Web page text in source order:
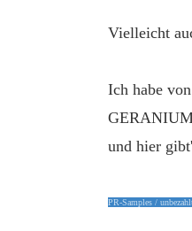
Vielleicht
Ich habe
und hier
PR-Samples /